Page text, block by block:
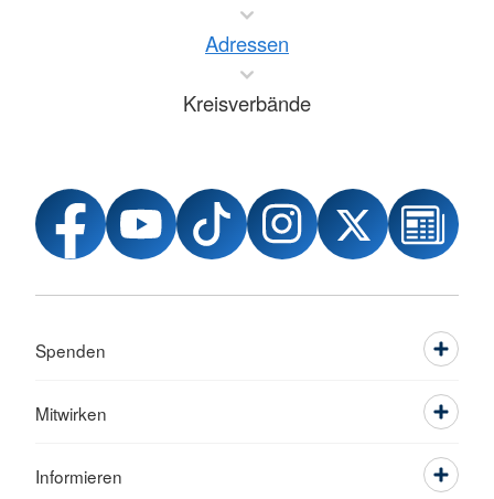
Adressen
Kreisverbände
Spenden
Mitwirken
Informieren